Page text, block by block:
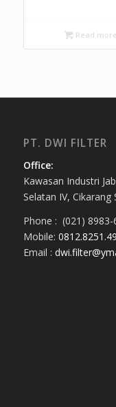
Read more
PT. DWI FILTER
Office:
Kawasan Industri
Selatan IV,
Phone : (021) 8983-
Mobile:
Email :